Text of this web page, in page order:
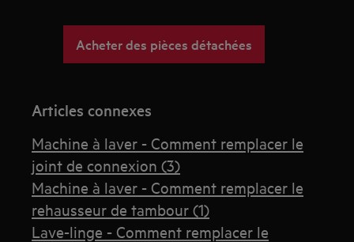
Acheter des pièces détachées
Articles connexes
Machine à laver - Comment remplacer le
joint de connexion (3)
Machine à laver - Comment remplacer le
rehausseur de tambour (1)
Lave-linge - Comment remplacer le